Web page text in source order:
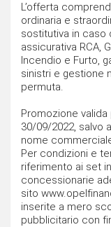
L’offerta
ordinaria e
sostitutiva in caso
assicurativa RCA,
Incendio e Furto,
sinistri e gestione
permuta.
Promozione
30/09/2022, salvo
nome
Per condizioni e
riferimento ai set
concessionarie
sito
inserite a mero
pubblicitario con